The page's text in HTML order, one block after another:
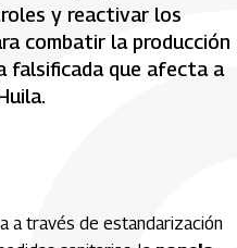
y reactivar los
combatir la producción
falsificada que afecta a
a través de estandarización